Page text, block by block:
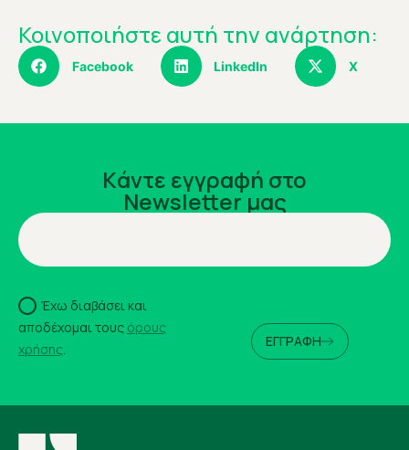
Κοινοποιήστε αυτή την ανάρτηση:
Facebook LinkedIn X
Kάντε εγγραφή στο
Newsletter μας
Έχω διαβάσει και
αποδέχομαι τους όρους
χρήσης. ΕΓΓΡΑΦΗ